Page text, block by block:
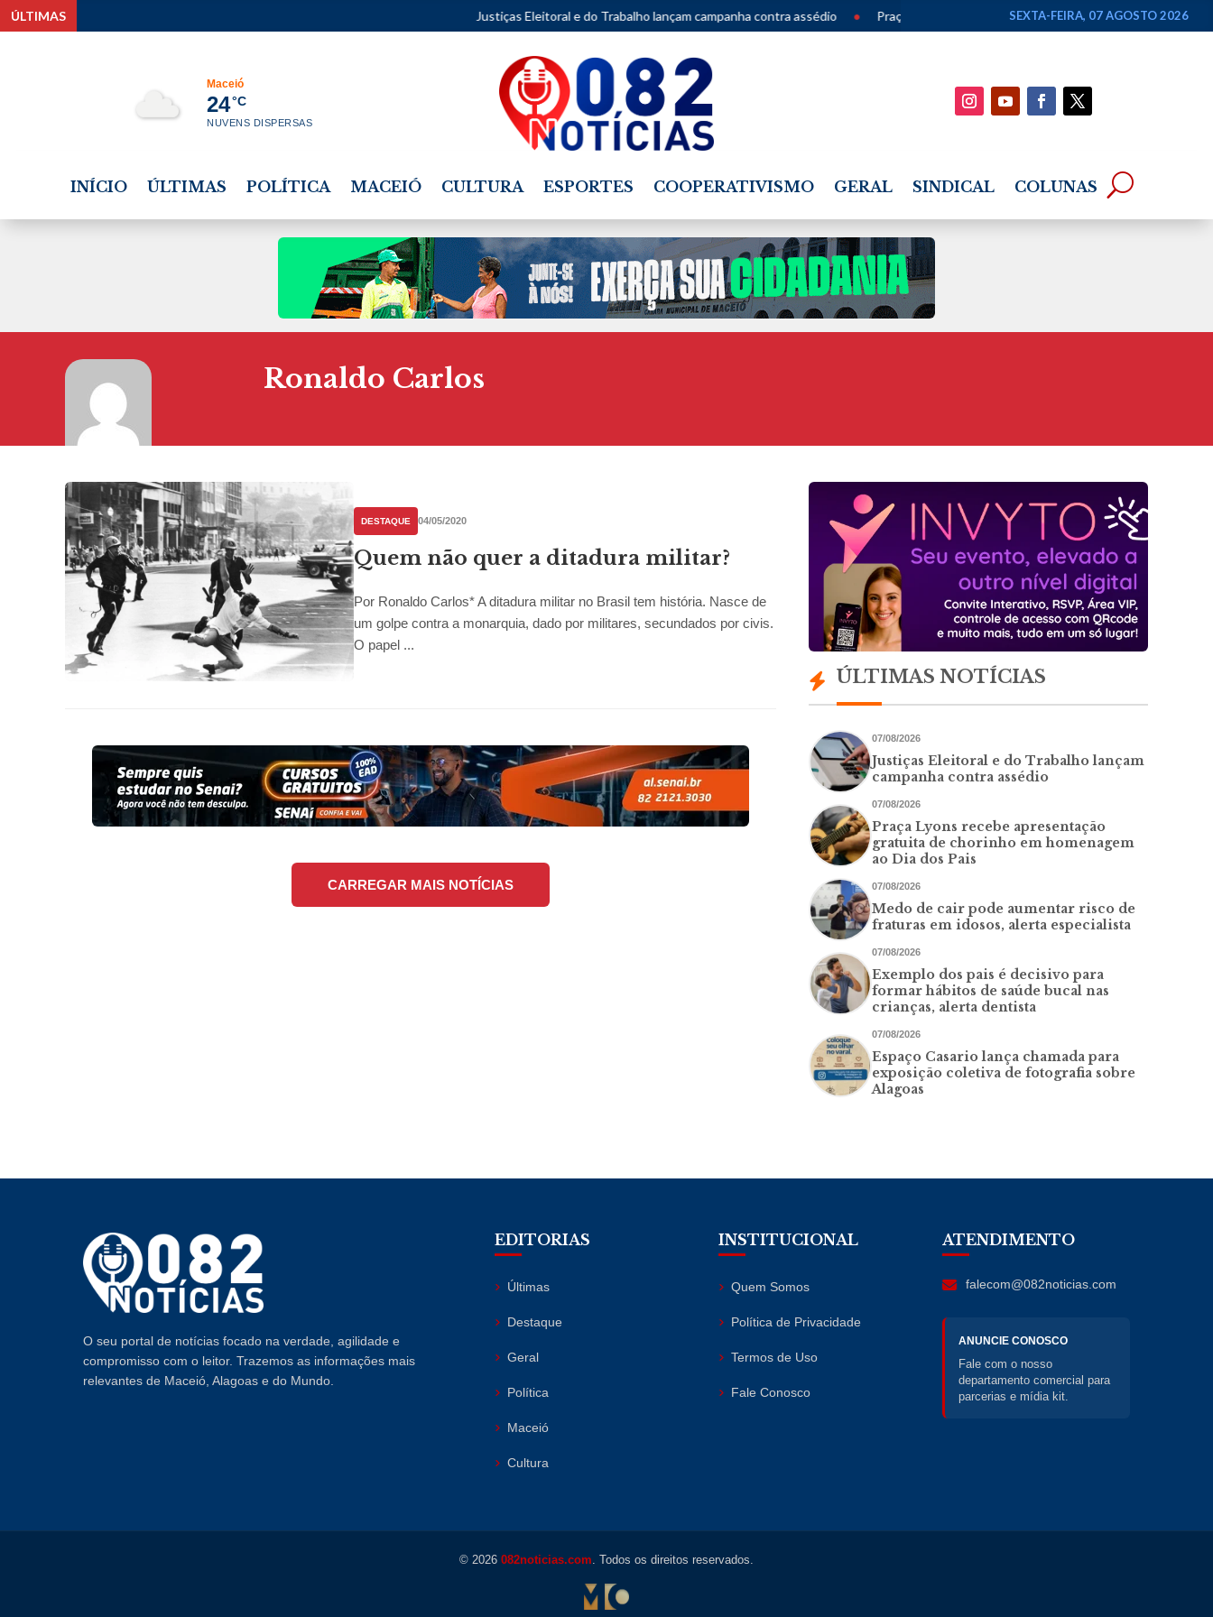
ÚLTIMAS Justiças Eleitoral e do Trabalho lançam campanha contra assédio • Praça Lyons recebe apresentação gratuita de chorinho em
SEXTA-FEIRA, 07 AGOSTO 2026
Maceió
24°C
NUVENS DISPERSAS
INÍCIO ÚLTIMAS POLÍTICA MACEIÓ CULTURA ESPORTES COOPERATIVISMO GERAL SINDICAL COLUNAS
Ronaldo Carlos
DESTAQUE 04/05/2020
Quem não quer a ditadura militar?
Por Ronaldo Carlos* A ditadura militar no Brasil tem história. Nasce de
um golpe contra a monarquia, dado por militares, secundados por civis.
O papel ...
CARREGAR MAIS NOTÍCIAS
ÚLTIMAS NOTÍCIAS
07/08/2026
Justiças Eleitoral e do Trabalho lançam
campanha contra assédio
07/08/2026
Praça Lyons recebe apresentação
gratuita de chorinho em homenagem
ao Dia dos Pais
07/08/2026
Medo de cair pode aumentar risco de
fraturas em idosos, alerta especialista
07/08/2026
Exemplo dos pais é decisivo para
formar hábitos de saúde bucal nas
crianças, alerta dentista
07/08/2026
Espaço Casario lança chamada para
exposição coletiva de fotografia sobre
Alagoas
O seu portal de notícias focado na verdade, agilidade e
compromisso com o leitor. Trazemos as informações mais
relevantes de Maceió, Alagoas e do Mundo.
EDITORIAS
Últimas
Destaque
Geral
Política
Maceió
Cultura
INSTITUCIONAL
Quem Somos
Política de Privacidade
Termos de Uso
Fale Conosco
ATENDIMENTO
falecom@082noticias.com
ANUNCIE CONOSCO
Fale com o nosso
departamento comercial para
parcerias e mídia kit.
© 2026 082noticias.com. Todos os direitos reservados.